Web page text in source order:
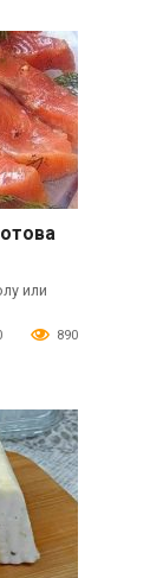
или
890